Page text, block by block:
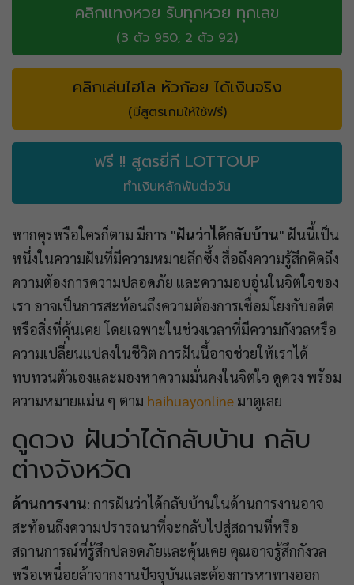
คลิกแทงหวย รับทุกหวย ทุกเลข
(3 ตัว 950, 2 ตัว 92)
คลิกเล่นไฮโล หัวก้อย ได้เงินจริง
(มีสูตรเกมให้ใช้ฟรี)
ฟรี !! สูตรยี่กี LOTTOUP
ทำเงินหลักพันต่อวัน
หากคุรหรือใครก็ตาม มีการ "ฝันว่าได้กลับบ้าน" ฝันนี้เป็น
หนึ่งในความฝันที่มีความหมายลึกซึ้ง สื่อถึงความรู้สึกคิดถึง
ความต้องการความปลอดภัย และความอบอุ่นในจิตใจของ
เรา อาจเป็นการสะท้อนถึงความต้องการเชื่อมโยงกับอดีต
หรือสิ่งที่คุ้นเคย โดยเฉพาะในช่วงเวลาที่มีความกังวลหรือ
ความเปลี่ยนแปลงในชีวิต การฝันนี้อาจช่วยให้เราได้
ทบทวนตัวเองและมองหาความมั่นคงในจิตใจ ดูดวง พร้อม
ความหมายแม่น ๆ ตาม haihuayonline มาดูเลย
ดูดวง ฝันว่าได้กลับบ้าน กลับ
ต่างจังหวัด
ด้านการงาน: การฝันว่าได้กลับบ้านในด้านการงานอาจ
สะท้อนถึงความปรารถนาที่จะกลับไปสู่สถานที่หรือ
สถานการณ์ที่รู้สึกปลอดภัยและคุ้นเคย คุณอาจรู้สึกกังวล
หรือเหนื่อยล้าจากงานปัจจุบันและต้องการหาทางออก